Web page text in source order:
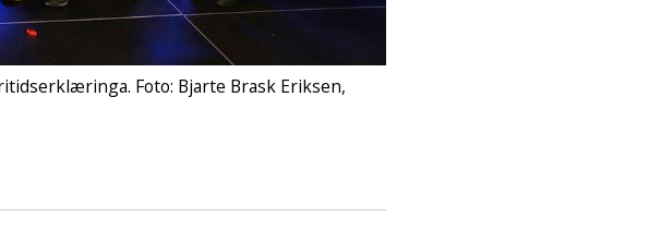
Foto: Bjarte Brask Eriksen,